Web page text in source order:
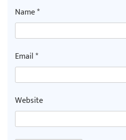
Name*
Email*
Website